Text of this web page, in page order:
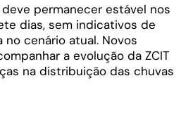
permanecer estável nos
dias, sem indicativos de
cenário atual. Novos
a evolução da ZCIT
na distribuição das chuvas